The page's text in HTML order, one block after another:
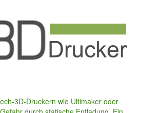
3D-Druckern wie Ultimaker oder